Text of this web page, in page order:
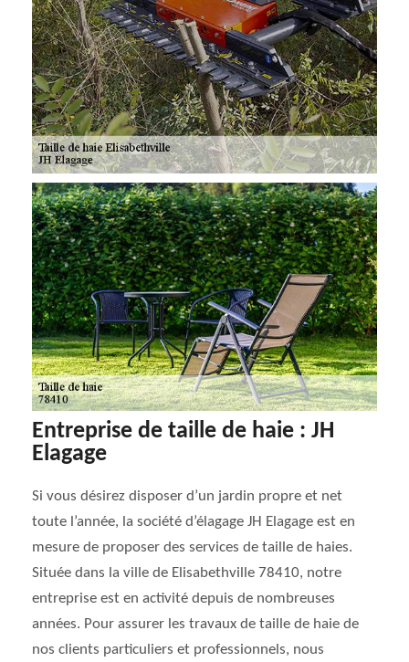
Entreprise de taille de haie : JH
Elagage
Si vous désirez disposer d’un jardin propre et net
toute l’année, la société d’élagage JH Elagage est en
mesure de proposer des services de taille de haies.
Située dans la ville de Elisabethville 78410, notre
entreprise est en activité depuis de nombreuses
années. Pour assurer les travaux de taille de haie de
nos clients particuliers et professionnels, nous